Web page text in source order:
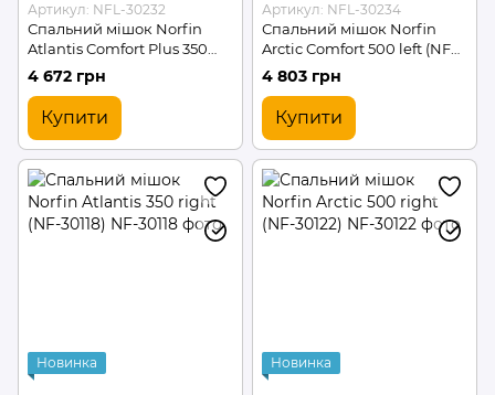
Артикул: NFL-30232
Спальний мішок Norfin
Atlantis Comfort Plus 350
left (NFL-30232)
4 672 грн
Купити
Артикул: NFL-30234
Спальний мішок Norfin
Arctic Comfort 500 left (NFL-
30234)
4 803 грн
Купити
Новинка Новинка